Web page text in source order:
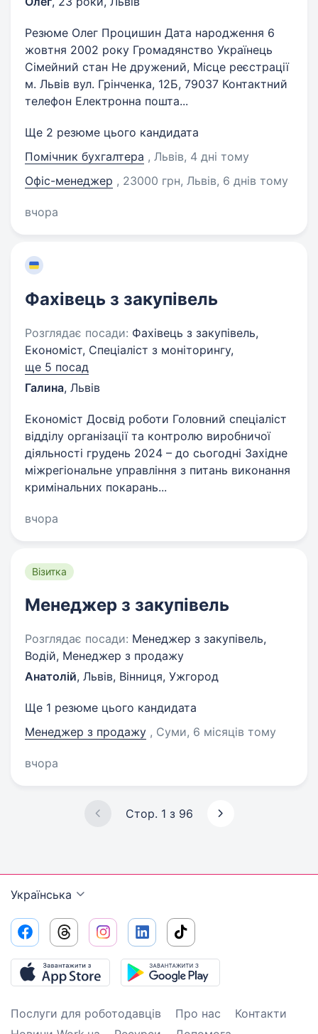
Резюме Олег Процишин Дата народження 6
жовтня 2002 року Громадянство Українець
Сімейний стан Не дружений, Місце реєстрації
м. Львів вул. Грінченка, 12Б, 79037 Контактний
телефон Електронна пошта...
Ще 2 резюме цього кандидата
Помічник бухгалтера , Львів, 4 дні тому
Офіс-менеджер , 23000 грн, Львів, 6 днів тому
вчора
Фахівець з закупівель
Розглядає посади: Фахівець з закупівель,
Економіст, Спеціаліст з моніторингу,
ще 5 посад
Галина, Львів
Економіст Досвід роботи Головний спеціаліст
відділу організації та контролю виробничої
діяльності грудень 2024 – до сьогодні Західне
міжрегіональне управління з питань виконання
кримінальних покарань...
вчора
Візитка
Менеджер з закупівель
Розглядає посади: Менеджер з закупівель,
Водій, Менеджер з продажу
Анатолій, Львів, Вінниця, Ужгород
Ще 1 резюме цього кандидата
Менеджер з продажу , Суми, 6 місяців тому
вчора
Стор. 1 з 96
Українська
Послуги для роботодавців Про нас
Контакти